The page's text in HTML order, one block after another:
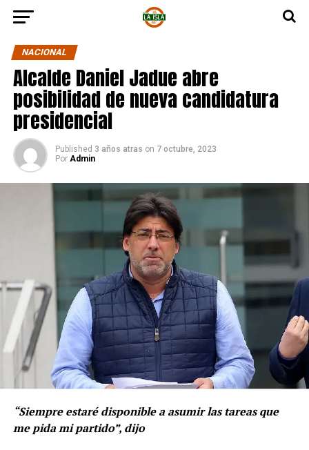
NACIONAL
Alcalde Daniel Jadue abre
posibilidad de nueva candidatura
presidencial
Published 3 años atras on 7 octubre, 2023
Por Admin
“Siempre estaré disponible a asumir las tareas que
me pida mi partido”, dijo